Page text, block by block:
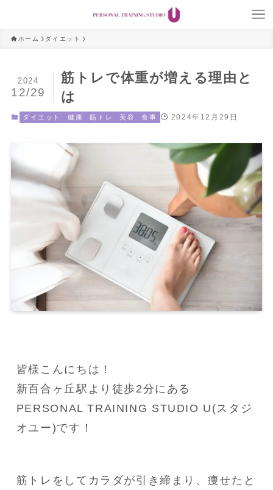
ホーム ダイエット
筋トレで体重が増える理由と
は
2024
12/29
ダイエット 健康 筋トレ 美容 食事 2024年12月29日
皆様こんにちは！
新百合ヶ丘駅より徒歩2分にある
PERSONAL TRAINING STUDIO U(スタジ
オユー)です！
筋トレをしてカラダが引き締まり、痩せたと